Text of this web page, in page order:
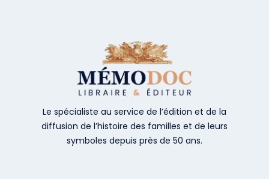
Le spécialiste au service de l’édition et de la
diffusion de l’histoire des familles et de leurs
symboles depuis près de 50 ans.